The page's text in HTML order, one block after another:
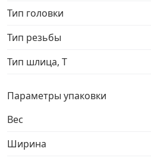
Перфорированный крепеж
Скобяные изделия и
Тип головки
Тип резьбы
Тип шлица, T
Параметры упаковки
Вес
Ширина